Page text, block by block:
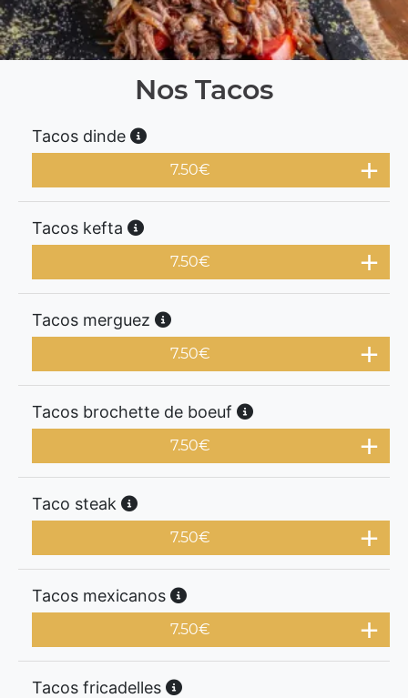
Nos Tacos
Tacos dinde
7.50€
Tacos kefta
7.50€
Tacos merguez
7.50€
Tacos brochette de boeuf
7.50€
Taco steak
7.50€
Tacos mexicanos
7.50€
Tacos fricadelles